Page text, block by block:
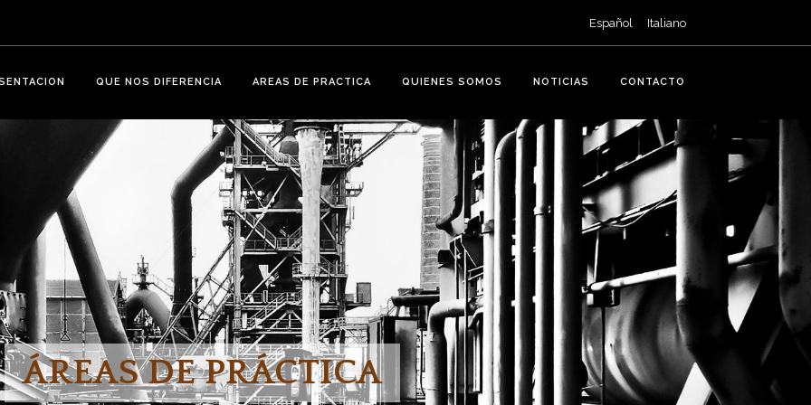
Español Italiano
QUE NOS DIFERENCIA AREAS DE PRACTICA QUIENES SOMOS NOTICIAS CONTACTO
ÁREAS DE PRÁCTICA